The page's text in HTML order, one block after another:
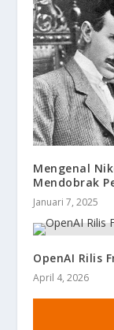
Mengenal
Mendobrak
Januari 7, 2025
OpenAI Rilis
April 4, 2026